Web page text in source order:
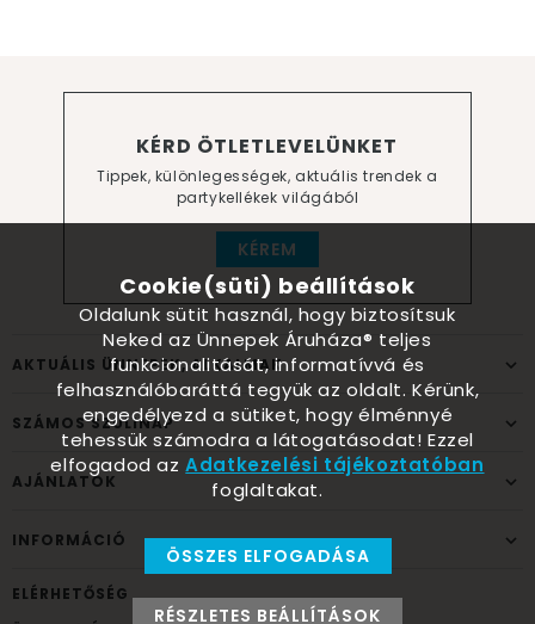
KÉRD ÖTLETLEVELÜNKET
Tippek, különlegességek, aktuális trendek a
partykellékek világából
KÉREM
AKTUÁLIS ÜNNEPEK, ALKALMAK
SZÁMOS SZÜLINAP
AJÁNLATOK
INFORMÁCIÓ
ELÉRHETŐSÉG
Cookie(süti) beállítások
Oldalunk sütit használ, hogy biztosítsuk
Neked az Ünnepek Áruháza® teljes
funkcionalitását, informatívvá és
felhasználóbaráttá tegyük az oldalt. Kérünk,
engedélyezd a sütiket, hogy élménnyé
tehessük számodra a látogatásodat! Ezzel
elfogadod azAdatkezelési tájékoztatóban
foglaltakat.
ÖSSZES ELFOGADÁSA
RÉSZLETES BEÁLLÍTÁSOK